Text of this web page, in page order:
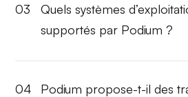
03
Quels systèmes
supportés par Podium ?
04
Podium propose-t-il des